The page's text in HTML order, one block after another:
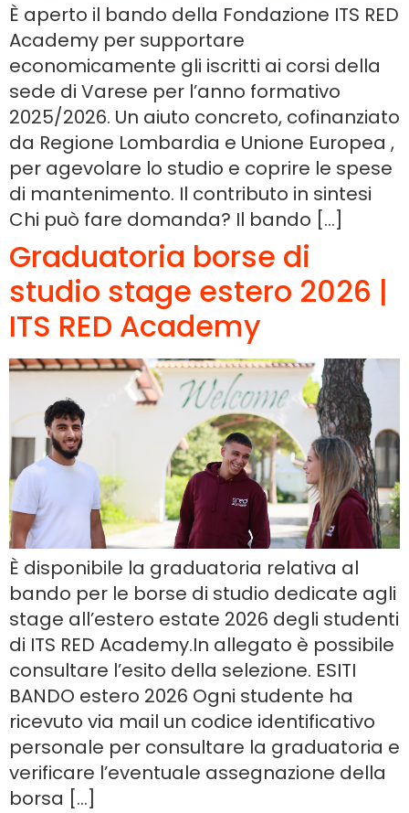
È aperto il bando della Fondazione ITS RED
Academy per supportare
economicamente gli iscritti ai corsi della
sede di Varese per l’anno formativo
2025/2026. Un aiuto concreto, cofinanziato
da Regione Lombardia e Unione Europea ,
per agevolare lo studio e coprire le spese
di mantenimento. Il contributo in sintesi
Chi può fare domanda? Il bando […]
Graduatoria borse di
studio stage estero 2026 |
ITS RED Academy
È disponibile la graduatoria relativa al
bando per le borse di studio dedicate agli
stage all’estero estate 2026 degli studenti
di ITS RED Academy.In allegato è possibile
consultare l’esito della selezione. ESITI
BANDO estero 2026 Ogni studente ha
ricevuto via mail un codice identificativo
personale per consultare la graduatoria e
verificare l’eventuale assegnazione della
borsa […]